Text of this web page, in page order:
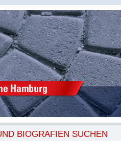
BIOGRAFIEN SUCHEN